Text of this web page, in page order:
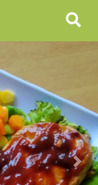
Next